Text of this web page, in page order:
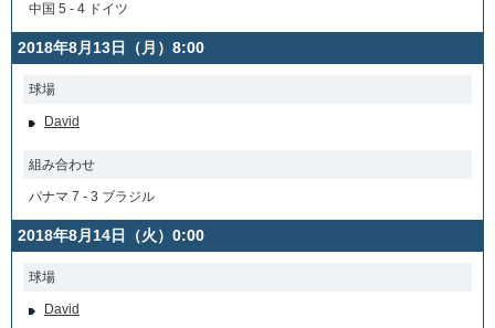
中国 5 - 4 ドイツ
2018年8月13日（月）8:00
球場
David
組み合わせ
パナマ 7 - 3 ブラジル
2018年8月14日（火）0:00
球場
David